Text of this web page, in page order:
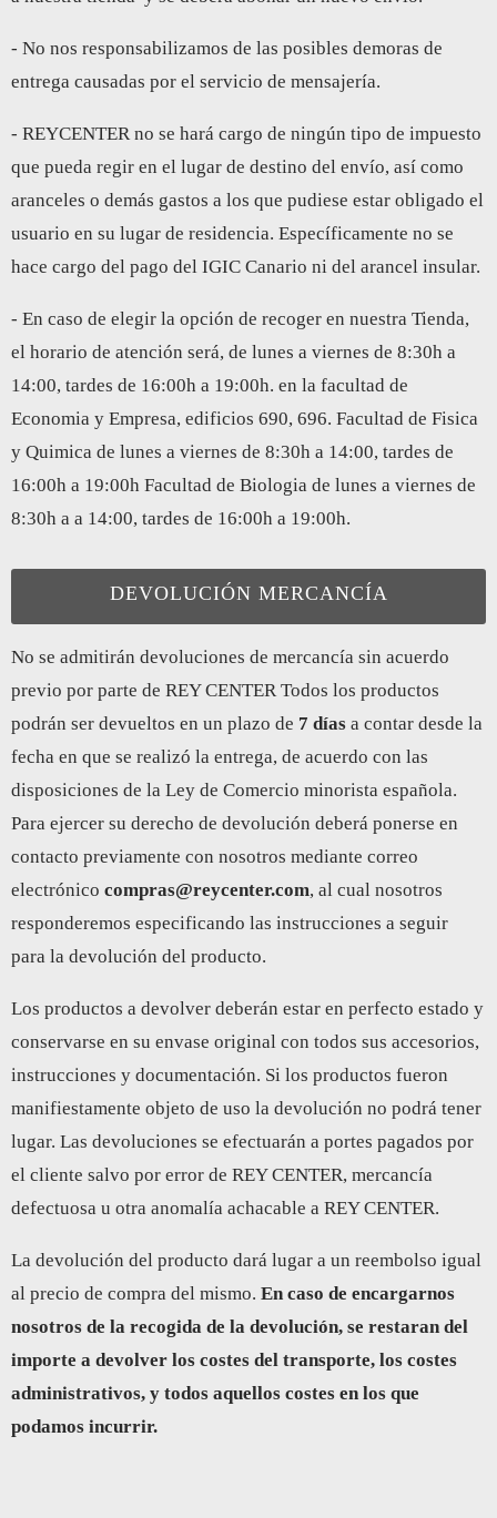
- No nos responsabilizamos de las posibles demoras de
entrega causadas por el servicio de mensajería.
- REYCENTER no se hará cargo de ningún tipo de impuesto
que pueda regir en el lugar de destino del envío, así como
aranceles o demás gastos a los que pudiese estar obligado el
usuario en su lugar de residencia. Específicamente no se
hace cargo del pago del IGIC Canario ni del arancel insular.
- En caso de elegir la opción de recoger en nuestra Tienda,
el horario de atención será, de lunes a viernes de 8:30h a
14:00, tardes de 16:00h a 19:00h. en la facultad de
Economia y Empresa, edificios 690, 696. Facultad de Fisica
y Quimica de lunes a viernes de 8:30h a 14:00, tardes de
16:00h a 19:00h Facultad de Biologia de lunes a viernes de
8:30h a a 14:00, tardes de 16:00h a 19:00h.
DEVOLUCIÓN MERCANCÍA
No se admitirán devoluciones de mercancía sin acuerdo
previo por parte de REY CENTER Todos los productos
podrán ser devueltos en un plazo de 7 días a contar desde la
fecha en que se realizó la entrega, de acuerdo con las
disposiciones de la Ley de Comercio minorista española.
Para ejercer su derecho de devolución deberá ponerse en
contacto previamente con nosotros mediante correo
electrónico compras@reycenter.com, al cual nosotros
responderemos especificando las instrucciones a seguir
para la devolución del producto.
Los productos a devolver deberán estar en perfecto estado y
conservarse en su envase original con todos sus accesorios,
instrucciones y documentación. Si los productos fueron
manifiestamente objeto de uso la devolución no podrá tener
lugar. Las devoluciones se efectuarán a portes pagados por
el cliente salvo por error de REY CENTER, mercancía
defectuosa u otra anomalía achacable a REY CENTER.
La devolución del producto dará lugar a un reembolso igual
al precio de compra del mismo. En caso de encargarnos
nosotros de la recogida de la devolución, se restaran del
importe a devolver los costes del transporte, los costes
administrativos, y todos aquellos costes en los que
podamos incurrir.